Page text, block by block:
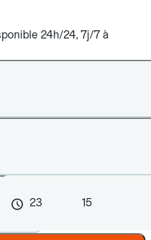
24h/24, 7j/7 à
23 15